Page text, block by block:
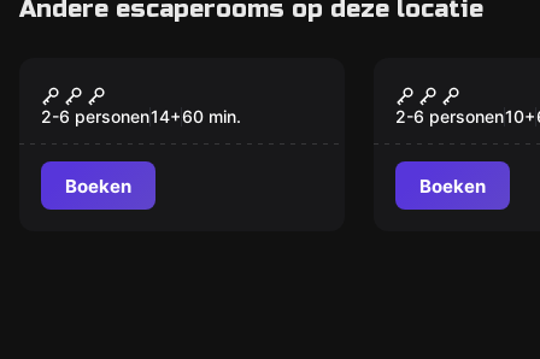
Andere escaperooms op deze locatie
Diefstal KNVB Beker
uit FC Groningen
Museum
2-6 personen14+60 min.
Boeken
Rock's
2-6 personen10+
Boeken